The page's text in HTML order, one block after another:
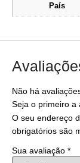
País
Não há
Seja o primeiro a
O seu endereço
obrigatórios são
Sua avaliação *